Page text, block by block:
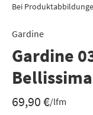
Bei
Gardine
Gardine
Bellissima
69,90€/lfm